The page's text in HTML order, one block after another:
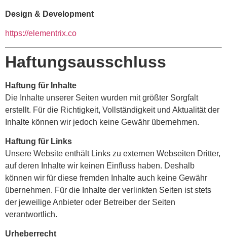
Design & Development
https://elementrix.co
Haftungsausschluss
Haftung für Inhalte
Die Inhalte unserer Seiten wurden mit größter Sorgfalt
erstellt. Für die Richtigkeit, Vollständigkeit und Aktualität der
Inhalte können wir jedoch keine Gewähr übernehmen.
Haftung für Links
Unsere Website enthält Links zu externen Webseiten Dritter,
auf deren Inhalte wir keinen Einfluss haben. Deshalb
können wir für diese fremden Inhalte auch keine Gewähr
übernehmen. Für die Inhalte der verlinkten Seiten ist stets
der jeweilige Anbieter oder Betreiber der Seiten
verantwortlich.
Urheberrecht